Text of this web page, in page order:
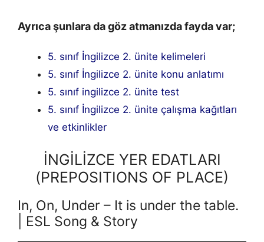
Ayrıca şunlara da göz atmanızda fayda var;
5. sınıf İngilizce 2. ünite kelimeleri
5. sınıf İngilizce 2. ünite konu anlatımı
5. sınıf ingilizce 2. ünite test
5. sınıf İngilizce 2. ünite çalışma kağıtları
ve etkinlikler
İNGİLİZCE YER EDATLARI
(PREPOSITIONS OF PLACE)
In, On, Under – It is under the table.
| ESL Song & Story